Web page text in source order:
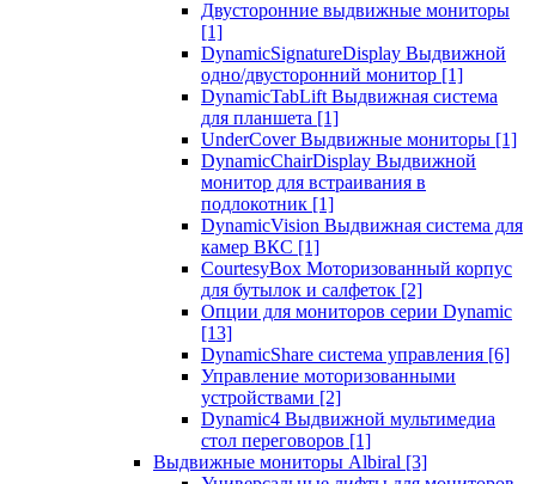
Двусторонние выдвижные мониторы
[1]
DynamicSignatureDisplay Выдвижной
одно/двусторонний монитор [1]
DynamicTabLift Выдвижная система
для планшета [1]
UnderCover Выдвижные мониторы [1]
DynamicChairDisplay Выдвижной
монитор для встраивания в
подлокотник [1]
DynamicVision Выдвижная система для
камер ВКС [1]
CourtesyBox Моторизованный корпус
для бутылок и салфеток [2]
Опции для мониторов серии Dynamic
[13]
DynamicShare система управления [6]
Управление моторизованными
устройствами [2]
Dynamic4 Выдвижной мультимедиа
стол переговоров [1]
Выдвижные мониторы Albiral [3]